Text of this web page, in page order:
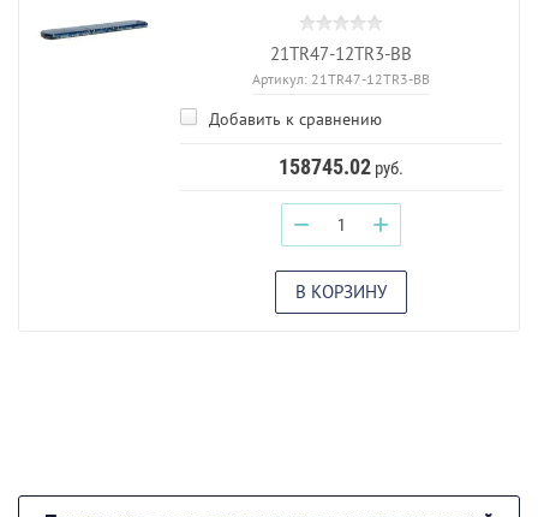
21TR47-12TR3-BB
Артикул: 21TR47-12TR3-BB
Добавить к сравнению
158745.02 руб.
− +
В КОРЗИНУ